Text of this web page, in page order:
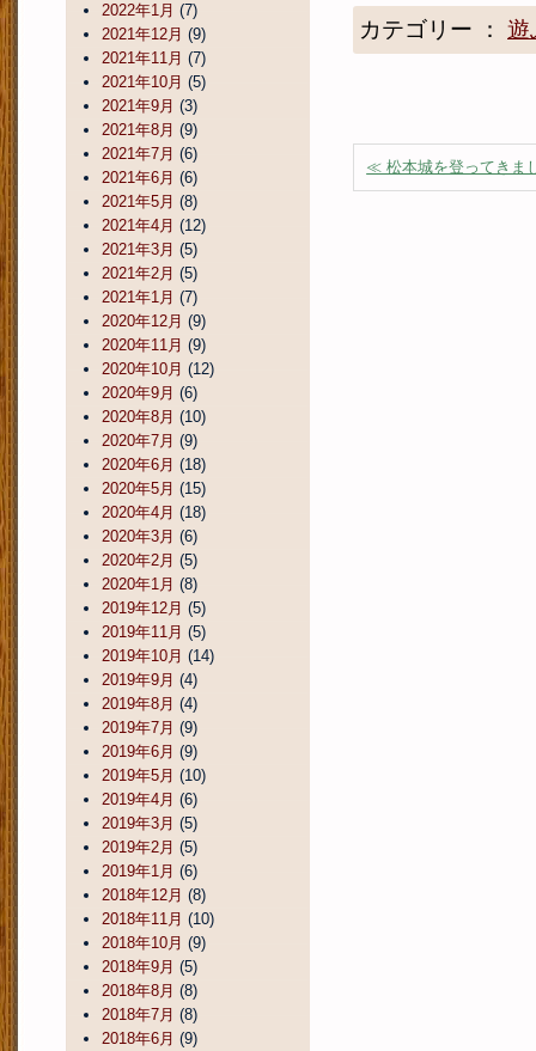
カテゴリー ： 遊
≪ 松本城を登ってきま
2022年1月 (7)
2021年12月 (9)
2021年11月 (7)
2021年10月 (5)
2021年9月 (3)
2021年8月 (9)
2021年7月 (6)
2021年6月 (6)
2021年5月 (8)
2021年4月 (12)
2021年3月 (5)
2021年2月 (5)
2021年1月 (7)
2020年12月 (9)
2020年11月 (9)
2020年10月 (12)
2020年9月 (6)
2020年8月 (10)
2020年7月 (9)
2020年6月 (18)
2020年5月 (15)
2020年4月 (18)
2020年3月 (6)
2020年2月 (5)
2020年1月 (8)
2019年12月 (5)
2019年11月 (5)
2019年10月 (14)
2019年9月 (4)
2019年8月 (4)
2019年7月 (9)
2019年6月 (9)
2019年5月 (10)
2019年4月 (6)
2019年3月 (5)
2019年2月 (5)
2019年1月 (6)
2018年12月 (8)
2018年11月 (10)
2018年10月 (9)
2018年9月 (5)
2018年8月 (8)
2018年7月 (8)
2018年6月 (9)